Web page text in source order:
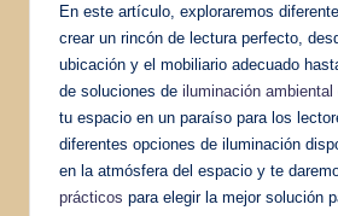
En este artículo, exploraremos
crear un rincón de lectura perfecto,
ubicación y el mobiliario adecuado
de soluciones de iluminación ambiental
tu espacio en un paraíso para los
diferentes opciones de iluminación
en la atmósfera del espacio y te
prácticos para elegir la mejor solución